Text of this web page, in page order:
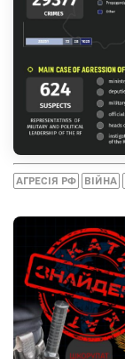
АГРЕСІЯ РФ ВІЙНА